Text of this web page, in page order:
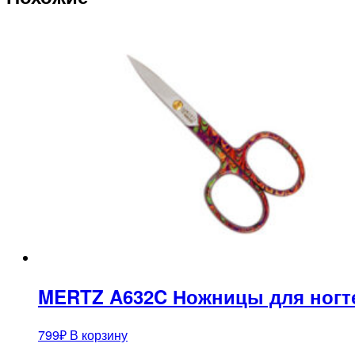
MERTZ A632C Ножницы для
799₽ В корзину